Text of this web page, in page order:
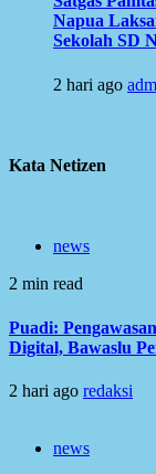
Napua
Sekolah SD
2 hari ago
Kata Netizen
news
2 min read
Puadi:
Digital, Bawaslu
2 hari ago redaksi
news